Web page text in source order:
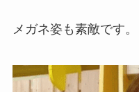
メガネ姿も素敵です。